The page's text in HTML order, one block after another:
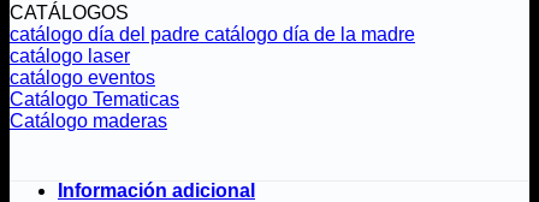
CATÁLOGOS
catálogo día del padre catálogo día de la madre
catálogo laser
catálogo eventos
Catálogo Tematicas
Catálogo maderas
Información adicional